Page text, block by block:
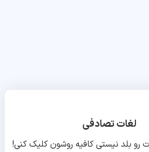
لغات تصادفی
رو بلد نیستی کافیه روشون کلیک کنی!